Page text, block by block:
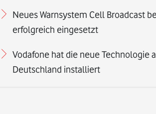
Neues Warnsystem Cell Broadcast
erfolgreich eingesetzt
Vodafone hat die neue Technologie
Deutschland installiert